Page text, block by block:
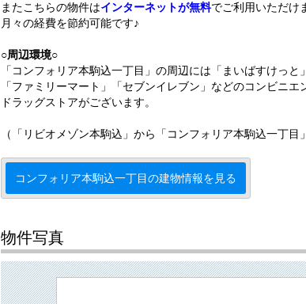
またこちらの物件はインターネットが無料でご利用いただけ
月々の経費を節約可能です♪
○周辺環境○
「コンフォリア本駒込一丁目」の周辺には「まいばすけっと
「ファミリーマート」「セブンイレブン」などのコンビニ
ドラッグストアがございます。
（「リビオメゾン本駒込」から「コンフォリア本駒込一丁目
コンフォリア本駒込一丁目の建物情報を見る
物件写真